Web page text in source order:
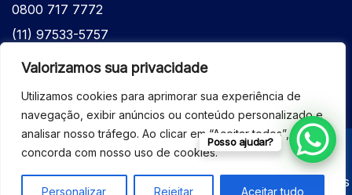
Valorizamos sua privacidade
Utilizamos cookies para aprimorar sua experiência de
navegação, exibir anúncios ou conteúdo personalizado e
analisar nosso tráfego. Ao clicar em “Aceitar todos”, você
concorda com nosso uso de cookies.
Personalizar Rejeitar Aceitar tudo
0800 717 7772
(11) 97533-5757
(62) 98610-7777
© 2026 - ASSISTÊNCIA TÉCNICA ESPECIALIZADA
EQUIPAMENTOS BRUKER - Todos os direitos reservados
Posso ajudar?